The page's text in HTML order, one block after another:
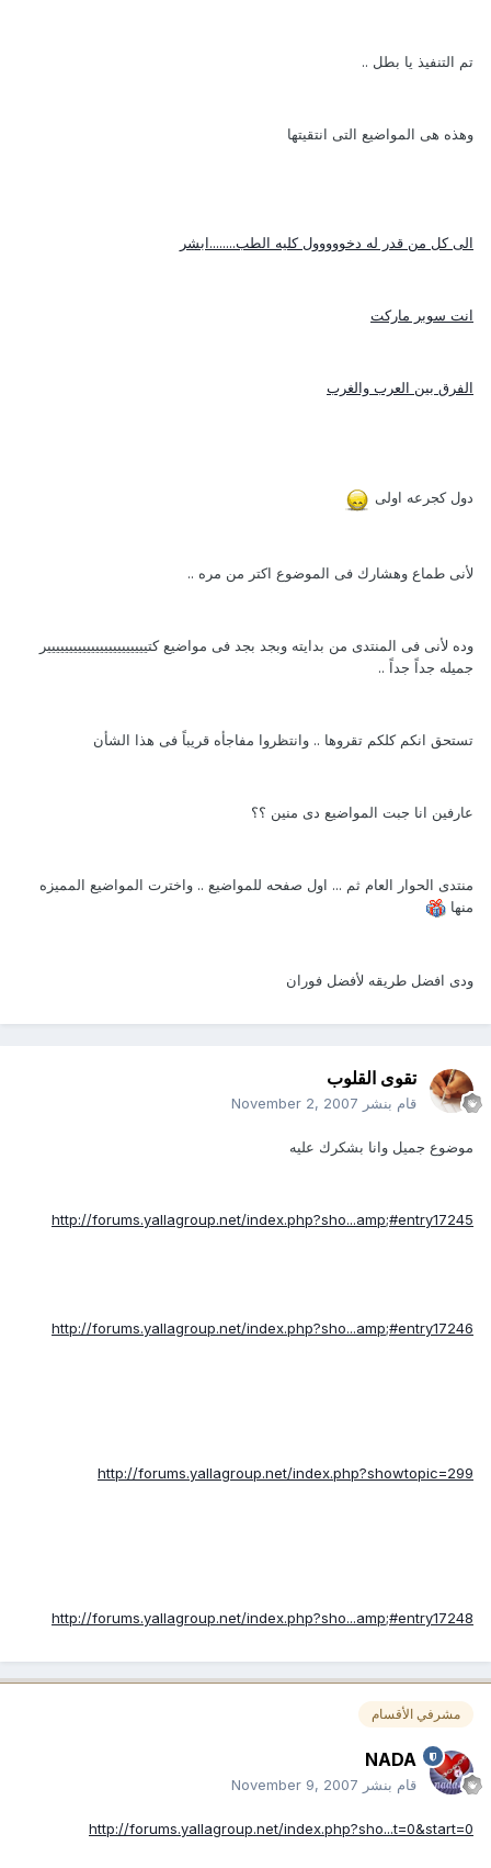
تم التنفيذ يا بطل ..
وهذه هى المواضيع التى انتقيتها
الى كل من قدر له دخووووول كليه الطب........ابشر
انت سوبر ماركت
الفرق بين العرب والغرب
دول كجرعه اولى
لأنى طماع وهشارك فى الموضوع اكتر من مره ..
وده لأنى فى المنتدى من بدايته وبجد بجد فى مواضيع كتييييييييييييييييييييييير
جميله جداً جداً ..
تستحق انكم كلكم تقروها .. وانتظروا مفاجأه قريباً فى هذا الشأن
عارفين انا جبت المواضيع دى منين ؟؟
منتدى الحوار العام ثم ... اول صفحه للمواضيع .. واخترت المواضيع المميزه
منها
ودى افضل طريقه لأفضل فوران
تقوى القلوب
قام بنشر November 2, 2007
موضوع جميل وانا بشكرك عليه
http://forums.yallagroup.net/index.php?sho...amp;#entry17245
http://forums.yallagroup.net/index.php?sho...amp;#entry17246
http://forums.yallagroup.net/index.php?showtopic=299
http://forums.yallagroup.net/index.php?sho...amp;#entry17248
مشرفي الأقسام
NADA
قام بنشر November 9, 2007
http://forums.yallagroup.net/index.php?sho...t=0&start=0